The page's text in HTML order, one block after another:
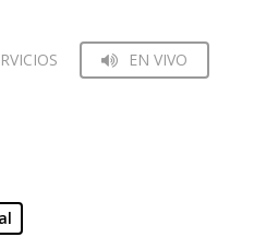
EN VIVO